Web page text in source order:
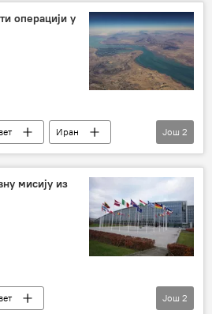
операцији у
Иран
Ормуски мореуз
Још 2
мисију из
Још 2